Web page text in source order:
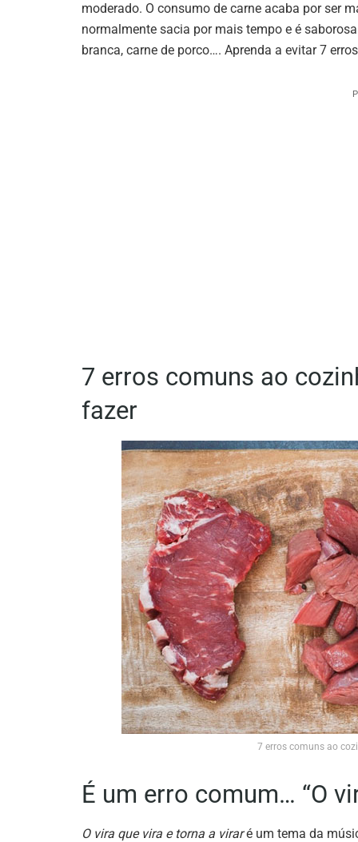
moderado. O consumo de carne acaba por ser
normalmente sacia por mais tempo e é
branca, carne de porco…. Aprenda a evitar 7
7 erros comuns ao
fazer
7 erros comuns ao
É um erro comum… “O
O vira que vira e torna a viraré um tema da